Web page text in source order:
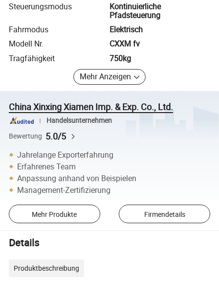
Steuerungsmodus
Kontinuierliche
Pfadsteuerung
Fahrmodus
Elektrisch
Modell Nr.
CXXM fv
Tragfähigkeit
750kg
Mehr Anzeigen
China Xinxing Xiamen Imp. & Exp. Co., Ltd.
Handelsunternehmen
Bewertung 5.0/5
Jahrelange Exporterfahrung
Erfahrenes Team
Anpassung anhand von Beispielen
Management-Zertifizierung
Mehr Produkte Firmendetails
Details
Produktbeschreibung